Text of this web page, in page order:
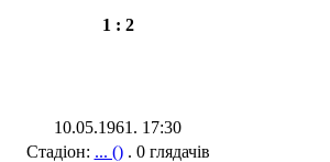
1 : 2
10.05.1961. 17:30
Стадіон: ... (). 0 глядачів